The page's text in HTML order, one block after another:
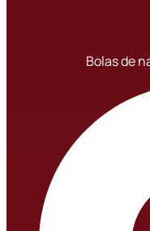
Bolas de